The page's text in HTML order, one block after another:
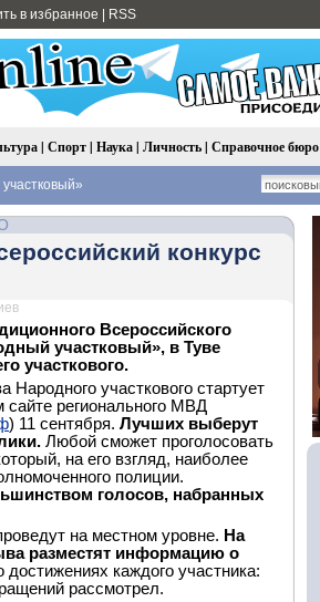
в избранное RSS
| Спорт| Наука| Личность| Справочное бюро
конкурс
Всероссийского
участковый», в Туве
участкового.
Народного участкового стартует
регионального МВД
) 11 сентября. Лучших выберут
Любой сможет проголосовать
на его взгляд, наиболее
полиции.
голосов, набранных
на местном уровне. На
разместят информацию о
каждого участника:
рассмотрел.